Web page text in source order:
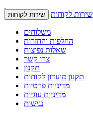
שירות לקוחות שירות לקוחות
משלוחים
החלפות והחזרות
שאלות נפוצות
צרו קשר
תקנון
תקנון מועדון לקוחות
מדיניות פרטיות
מדיניות עוגיות
נגישות